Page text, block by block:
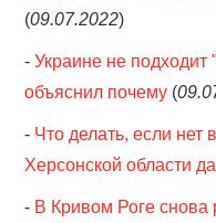
(09.07.2022)
-Украине не
объяснил почему (
- Что делать, если нет
Херсонской области
- В Кривом Роге снова